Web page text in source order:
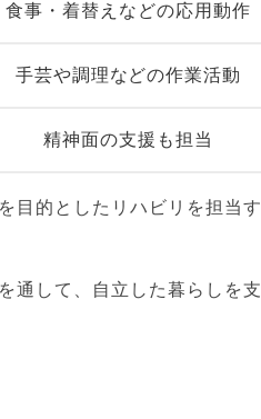
食事・着替えなどの応用動作
手芸や調理などの作業活動
精神面の支援も担当
目的としたリハビリを担当す
通して、自立した暮らしを支